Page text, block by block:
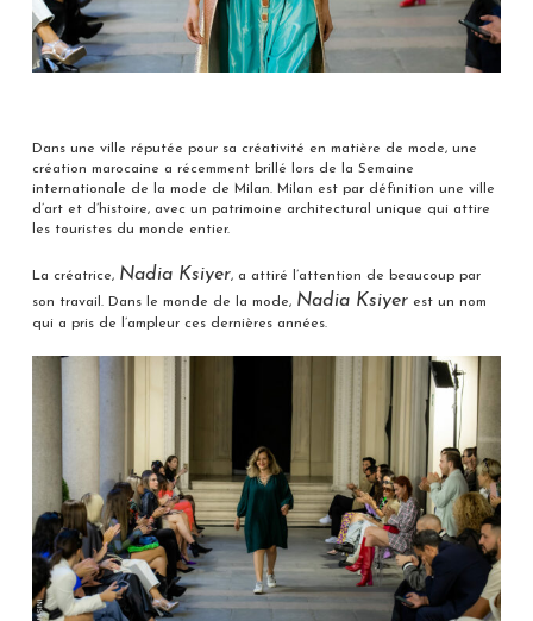
Dans une ville réputée pour sa créativité en matière de mode, une
création marocaine a récemment brillé lors de la Semaine
internationale de la mode de Milan. Milan est par définition une ville
d’art et d’histoire, avec un patrimoine architectural unique qui attire
les touristes du monde entier.
La créatrice, Nadia Ksiyer, a attiré l’attention de beaucoup par
son travail. Dans le monde de la mode, Nadia Ksiyerest un nom
qui a pris de l’ampleur ces dernières années.